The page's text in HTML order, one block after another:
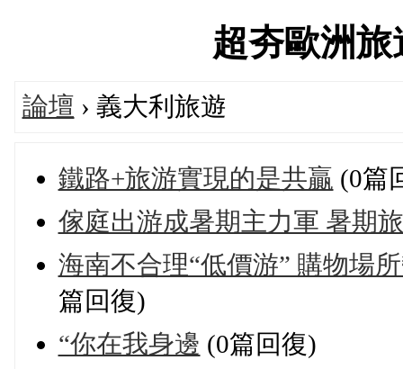
超夯歐洲
論壇 › 義大利旅遊
鐵路+旅游實現的是共贏 (0篇
傢庭出游成暑期主力軍 暑期
海南不合理“低價游” 購物場
篇回復)
“你在我身邊 (0篇回復)